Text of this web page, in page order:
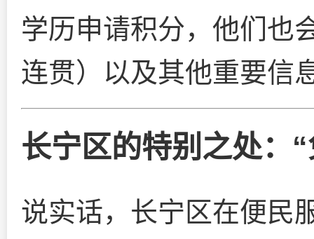
学历申请积分，他们也
连贯）以及其他重要信
长宁区的特别之处：
说实话，长宁区在便民